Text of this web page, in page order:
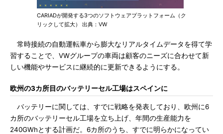
CARIADが開発する3つのソフトウェアプラットフォーム（ク
リックして拡大） 出典：VW
常時接続の自動運転車から膨大なリアルタイムデータを得て学
習することで、VWグループの車両は顧客のニーズに合わせて新
しい機能やサービスに継続的に更新できるようにする。
欧州の3カ所目のバッテリーセル工場はスペインに
バッテリーに関しては、すでに戦略を発表しており、欧州に6
カ所のバッテリーセル工場を立ち上げ、年間の生産能力を
240GWhとする計画だ。6カ所のうち、すでに明らかになってい